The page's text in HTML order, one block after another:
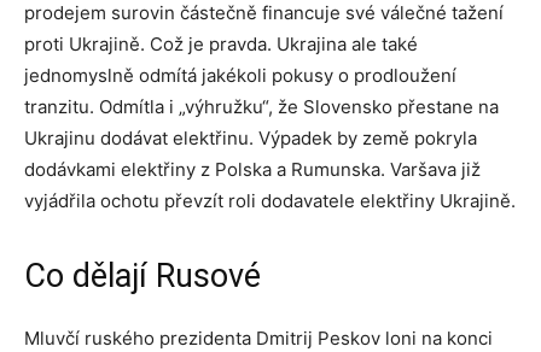
prodejem surovin částečně financuje své válečné tažení
proti Ukrajině. Což je pravda. Ukrajina ale také
jednomyslně odmítá jakékoli pokusy o prodloužení
tranzitu. Odmítla i „výhružku“, že Slovensko přestane na
Ukrajinu dodávat elektřinu. Výpadek by země pokryla
dodávkami elektřiny z Polska a Rumunska. Varšava již
vyjádřila ochotu převzít roli dodavatele elektřiny Ukrajině.
Co dělají Rusové
Mluvčí ruského prezidenta Dmitrij Peskov loni na konci